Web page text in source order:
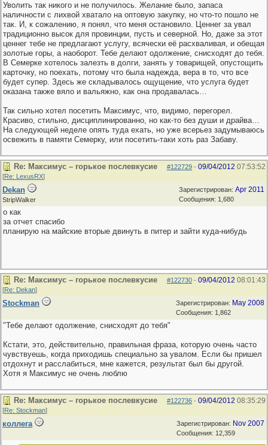
Уволить так никого и не получилось. Желание было, запаса
наличности с лихвой хватало на оптовую закупку, но что-то пошло не
так. И, к сожалению, я понял, что меня остановило. Ценнег за увал
традиционно высок для провинции, пусть и северной. Но, даже за этот
ценнег тебе не предлагают услугу, всячески её расхваливая, и обещая
золотые горы, а наоборот. Тебе делают одолжение, снисходят до тебя.
В Семерке хотелось залезть в долги, занять у товарищей, опустощить
карточку, но поехать, потому что была надежда, вера в то, что все
будет супер. Здесь же складывалось ощущение, что услуга будет
оказана также вяло и вальяжно, как она продавалась…
Так сильно хотел посетить Максимус, что, видимо, перегорел.
Красиво, стильно, дисциплинированно, но как-то без души и драйва…
На следующей неделе опять туда ехать, но уже всерьез задумываюсь
освежить в памяти Семерку, или посетить-таки хоть раз Забаву.
#122729 - 09/04/2012 07:53:52
Re: Максимус – горькое послевкусие
[Re: LexusRX]
Зарегистрирован: Apr 2011
Сообщения: 1,680
Dekan
StripWalker
о как
за отчет спасибо
планирую на майские вторые двинуть в питер и зайти куда-нибудь
#122730 - 09/04/2012 08:01:43
Re: Максимус – горькое послевкусие
[Re: Dekan]
Зарегистрирован: May 2008
Сообщения: 1,862
Stockman
"Тебе делают одолжение, снисходят до тебя"
Кстати, это, действительно, правильная фраза, которую очень часто
чувствуешь, когда приходишь специально за увалом. Если бы пришел
отдохнут и расслабиться, мне кажется, результат был бы другой.
Хотя я Максимус не очень люблю
#122736 - 09/04/2012 08:35:29
Re: Максимус – горькое послевкусие
[Re: Stockman]
Зарегистрирован: Nov 2007
Сообщения: 12,359
коллега